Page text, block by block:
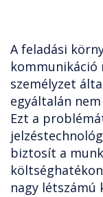
A feladási
kommunikáció
személyzet
egyáltalán
Ezt a
biztosít a
nagy létszámú